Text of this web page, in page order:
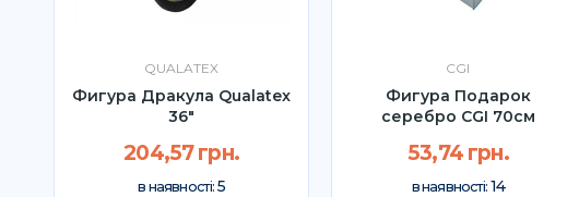
QUALATEX
Фигура Дракула Qualatex
36"
204,57 грн.
в наявності: 5
CGI
Фигура Подарок
серебро CGI 70см
53,74 грн.
в наявності: 14